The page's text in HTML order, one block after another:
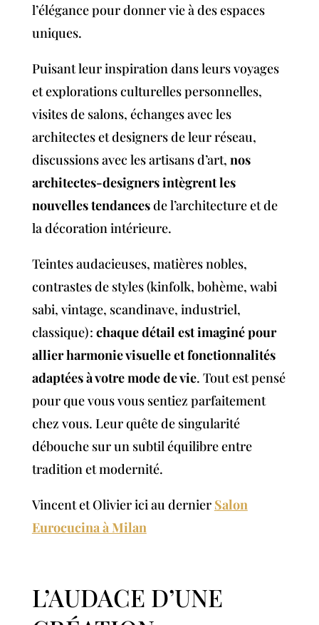
l’élégance pour donner vie à des espaces
uniques.
Puisant leur inspiration dans leurs voyages
et explorations culturelles personnelles,
visites de salons, échanges avec les
architectes et designers de leur réseau,
discussions avec les artisans d’art, nos
architectes-designers intègrent les
nouvelles tendancesde l’architecture et de
la décoration intérieure.
Teintes audacieuses, matières nobles,
contrastes de styles (kinfolk, bohème, wabi
sabi, vintage, scandinave, industriel,
classique) : chaque détail est imaginé pour
allier harmonie visuelle et fonctionnalités
adaptées à votre mode de vie. Tout est pensé
pour que vous vous sentiez parfaitement
chez vous. Leur quête de singularité
débouche sur un subtil équilibre entre
tradition et modernité.
Vincent et Olivier ici au dernier Salon
Eurocucina à Milan
L’AUDACE D’UNE